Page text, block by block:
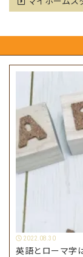
2022.08.30
英語とローマ字